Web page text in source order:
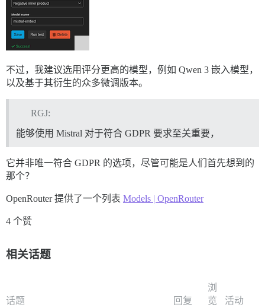
不过，我建议选用评分更高的模型，例如 Qwen 3 嵌入模型，
以及基于其衍生的众多微调版本。
RGJ:
能够使用 Mistral 对于符合 GDPR 要求至关重要，
它并非唯一符合 GDPR 的选项，尽管可能是人们首先想到的
那个？
OpenRouter 提供了一个列表 Models | OpenRouter
4 个赞
相关话题
话题 回复
浏
览
活动